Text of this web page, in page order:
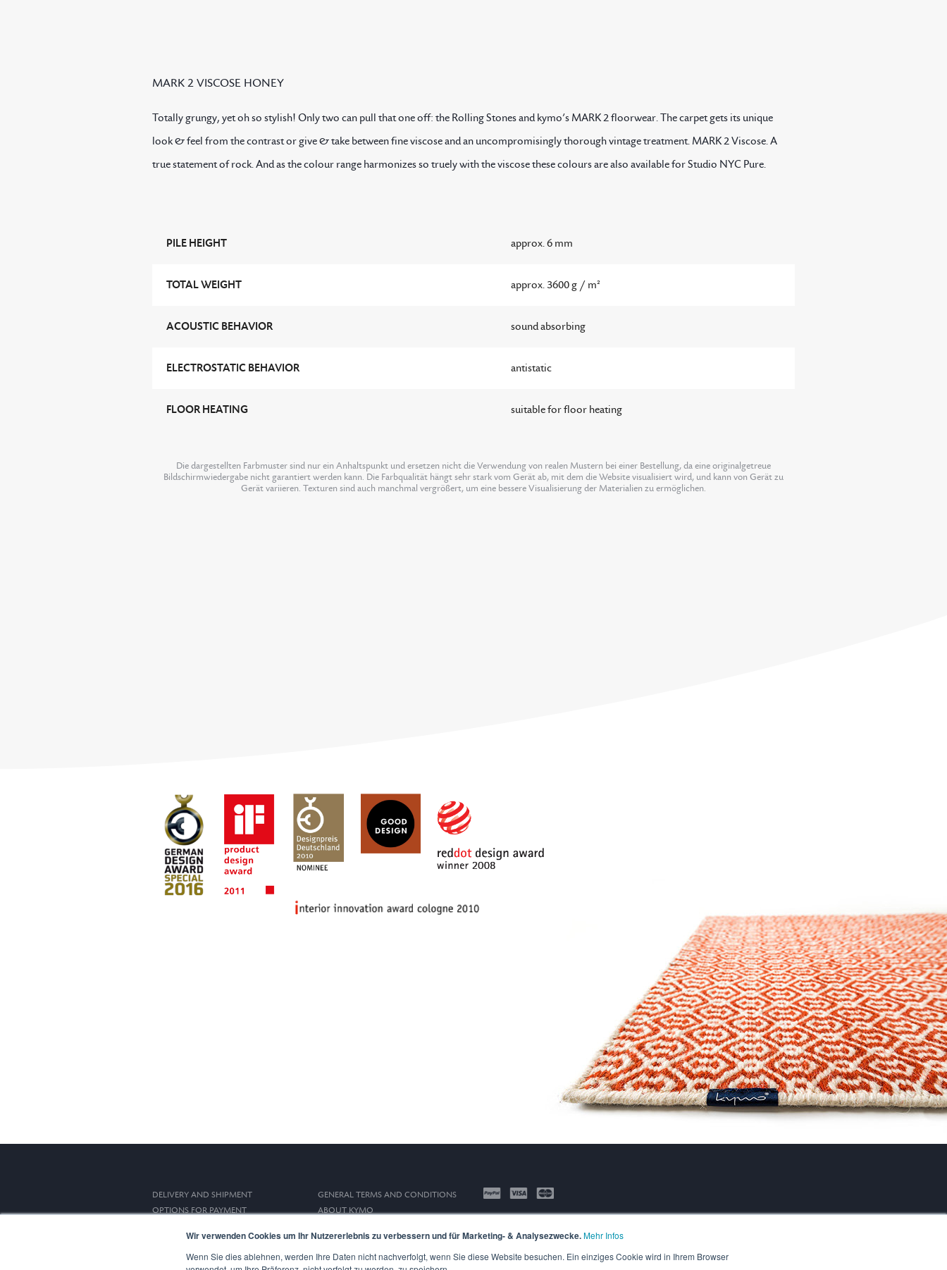
Wir verwenden Cookies um Ihr Nutzererlebnis zu verbessern und für Marketing- & Analysezwecke.Mehr Infos
Wenn Sie dies ablehnen, werden Ihre Daten nicht nachverfolgt, wenn Sie diese Website besuchen. Ein einziges Cookie wird in Ihrem Browser
MARK 2 VISCOSE HONEY
Totally grungy, yet oh so stylish! Only two can pull that one off: the Rolling Stones and kymo’s MARK 2 floorwear. The carpet gets its unique
look & feel from the contrast or give & take between fine viscose and an uncompromisingly thorough vintage treatment. MARK 2 Viscose. A
true statement of rock. And as the colour range harmonizes so truely with the viscose these colours are also available for Studio NYC Pure.
PILE HEIGHT approx. 6 mm
TOTAL WEIGHT approx. 3600 g / m²
ACOUSTIC BEHAVIOR sound absorbing
ELECTROSTATIC BEHAVIOR antistatic
FLOOR HEATING suitable for floor heating
Die dargestellten Farbmuster sind nur ein Anhaltspunkt und ersetzen nicht die Verwendung von realen Mustern bei einer Bestellung, da eine originalgetreue
Bildschirmwiedergabe nicht garantiert werden kann. Die Farbqualität hängt sehr stark vom Gerät ab, mit dem die Website visualisiert wird, und kann von Gerät zu
Gerät variieren. Texturen sind auch manchmal vergrößert, um eine bessere Visualisierung der Materialien zu ermöglichen.
DELIVERY AND SHIPMENT
OPTIONS FOR PAYMENT
GENERAL TERMS AND CONDITIONS
ABOUT KYMO
PRIVACY POLICY